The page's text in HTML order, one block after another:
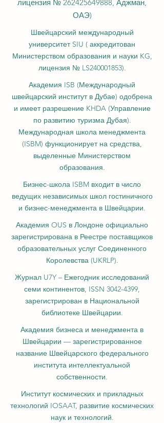
лицензия № 262425649888, Аджман,
ОАЭ)
Швейцарский международный
университет SIU ( аккредитован
Министерством образования и науки KG,
лицензия № LS240001853).
Академия ISB (Международный
швейцарский институт в Дубае) одобрена
и имеет разрешение KHDA (Управление
по развитию туризма Дубая).
Международная школа менеджмента
(ISBM) функционирует на средства,
выделенные Министерством
образования.
Бизнес-школа ISBM входит в число
ведущих независимых школ гостиничного
и бизнес-менеджмента в Швейцарии.
Академия OUS в Лондоне официально
зарегистрирована в Реестре поставщиков
образовательных услуг Соединенного
Королевства (UKRLP).
Журнал U7Y – Ежегодник исследований
семи континентов, ISSN 3042-4399,
зарегистрирован в Национальной
библиотеке Швейцарии.
Академия бизнеса и менеджмента в
Швейцарии — зарегистрированное
название Швейцарского федерального
института интеллектуальной
собственности.
Институт космических и прикладных
технологий IOSAAT, развитие космических
наук и технологий.